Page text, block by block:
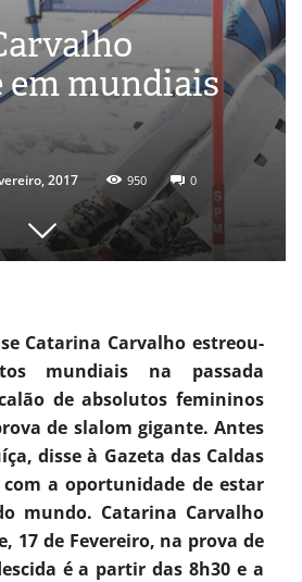
em mundiais
2017 950 0
Catarina Carvalho estreou-
mundiais na passada
de absolutos femininos
de slalom gigante. Antes
disse à Gazeta das Caldas
a oportunidade de estar
mundo. Catarina Carvalho
17 de Fevereiro, na prova de
é a partir das 8h30 e a